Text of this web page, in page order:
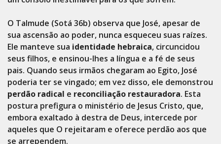
O Talmude (Sotá 36b) observa que José, apesar de
sua ascensão ao poder, nunca esqueceu suas raízes.
Ele manteve sua identidade hebraica, circuncidou
seus filhos, e ensinou-lhes a língua e a fé de seus
pais. Quando seus irmãos chegaram ao Egito, José
poderia ter se vingado; em vez disso, ele demonstrou
perdão radical e reconciliação restauradora. Esta
postura prefigura o ministério de Jesus Cristo, que,
embora exaltado à destra de Deus, intercede por
aqueles que O rejeitaram e oferece perdão aos que
se arrependem.